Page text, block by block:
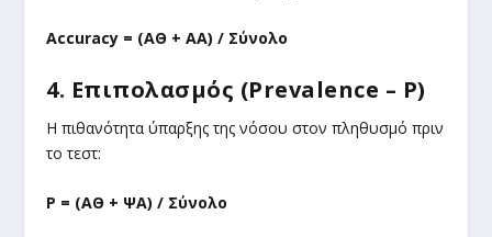
Accuracy = (ΑΘ + ΑΑ) / Σύνολο
4. Επιπολασμός (Prevalence – P)
Η πιθανότητα ύπαρξης της νόσου στον πληθυσμό πριν
το τεστ:
P = (ΑΘ + ΨΑ) / Σύνολο